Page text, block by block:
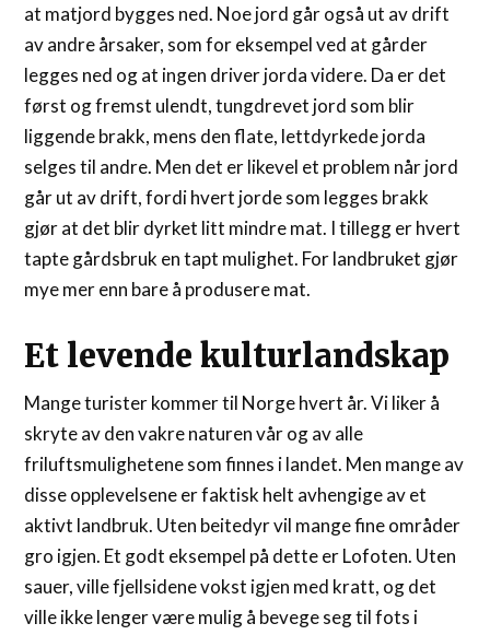
at matjord bygges ned. Noe jord går også ut av drift
av andre årsaker, som for eksempel ved at gårder
legges ned og at ingen driver jorda videre. Da er det
først og fremst ulendt, tungdrevet jord som blir
liggende brakk, mens den flate, lettdyrkede jorda
selges til andre. Men det er likevel et problem når jord
går ut av drift, fordi hvert jorde som legges brakk
gjør at det blir dyrket litt mindre mat. I tillegg er hvert
tapte gårdsbruk en tapt mulighet. For landbruket gjør
mye mer enn bare å produsere mat.
Et levende kulturlandskap
Mange turister kommer til Norge hvert år. Vi liker å
skryte av den vakre naturen vår og av alle
friluftsmulighetene som finnes i landet. Men mange av
disse opplevelsene er faktisk helt avhengige av et
aktivt landbruk. Uten beitedyr vil mange fine områder
gro igjen. Et godt eksempel på dette er Lofoten. Uten
sauer, ville fjellsidene vokst igjen med kratt, og det
ville ikke lenger være mulig å bevege seg til fots i